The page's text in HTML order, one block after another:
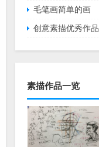
毛笔画简单的画
创意素描优秀作品
素描作品一览